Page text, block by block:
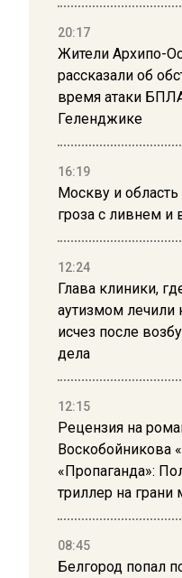
20:17
Жители Архипо-
рассказали об
время атаки
Геленджике
16:19
Москву и
гроза с ливнем и
12:24
Глава клиники,
аутизмом лечили
исчез после
дела
12:15
Рецензия на
Воскобойникова
«Пропаганда»:
триллер на грани
08:45
Белгород попал